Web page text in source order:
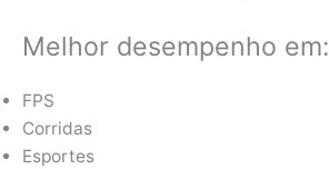
Melhor desempenho em:
FPS
Corridas
Esportes